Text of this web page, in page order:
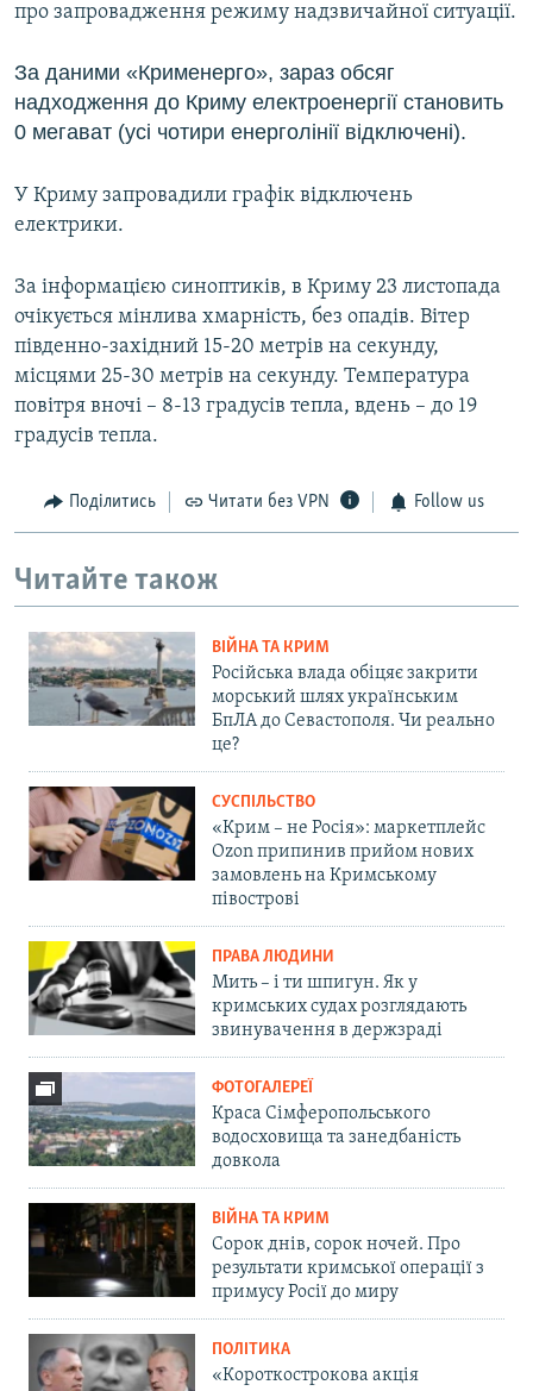
про запровадження режиму надзвичайної ситуації.
За даними «Крименерго», зараз обсяг
надходження до Криму електроенергії становить
0 мегават (усі чотири енерголінії відключені).
У Криму запровадили графік відключень
електрики.
За інформацією синоптиків, в Криму 23 листопада
очікується мінлива хмарність, без опадів. Вітер
південно-західний 15-20 метрів на секунду,
місцями 25-30 метрів на секунду. Температура
повітря вночі – 8-13 градусів тепла, вдень – до 19
градусів тепла.
Поділитись Читати без VPN Follow us
Читайте також
ВІЙНА ТА КРИМ
Російська влада обіцяє закрити
морський шлях українським
БпЛА до Севастополя. Чи реально
це?
СУСПІЛЬСТВО
«Крим – не Росія»: маркетплейс
Ozon припинив прийом нових
замовлень на Кримському
півострові
ПРАВА ЛЮДИНИ
Мить – і ти шпигун. Як у
кримських судах розглядають
звинувачення в держзраді
ФОТОГАЛЕРЕЇ
Краса Сімферопольського
водосховища та занедбаність
довкола
ВІЙНА ТА КРИМ
Сорок днів, сорок ночей. Про
результати кримської операції з
примусу Росії до миру
ПОЛІТИКА
«Короткострокова акція